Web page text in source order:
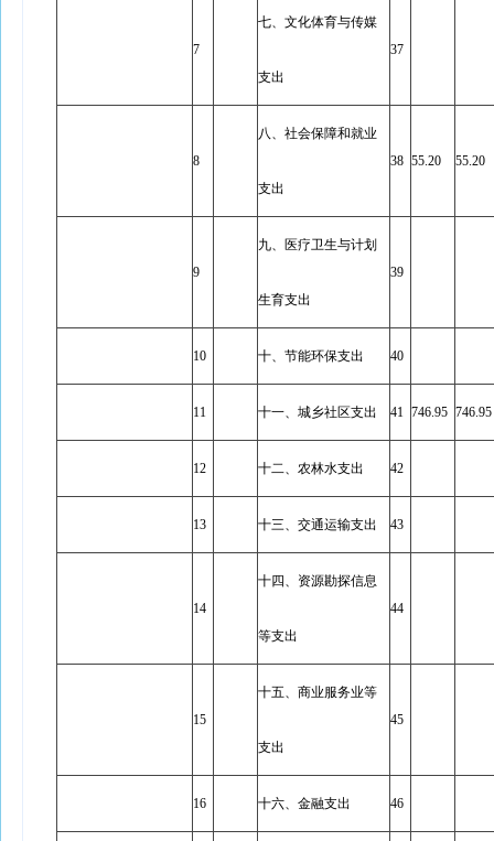
7
七、文化体育与传媒
支出
37
8
八、社会保障和就业
支出
38 55.20 55.20
9
九、医疗卫生与计划
生育支出
39
10 十、节能环保支出 40
11 十一、城乡社区支出 41 746.95 746.95
12 十二、农林水支出 42
13 十三、交通运输支出 43
14
十四、资源勘探信息
等支出
44
15
十五、商业服务业等
支出
45
16 十六、金融支出 46